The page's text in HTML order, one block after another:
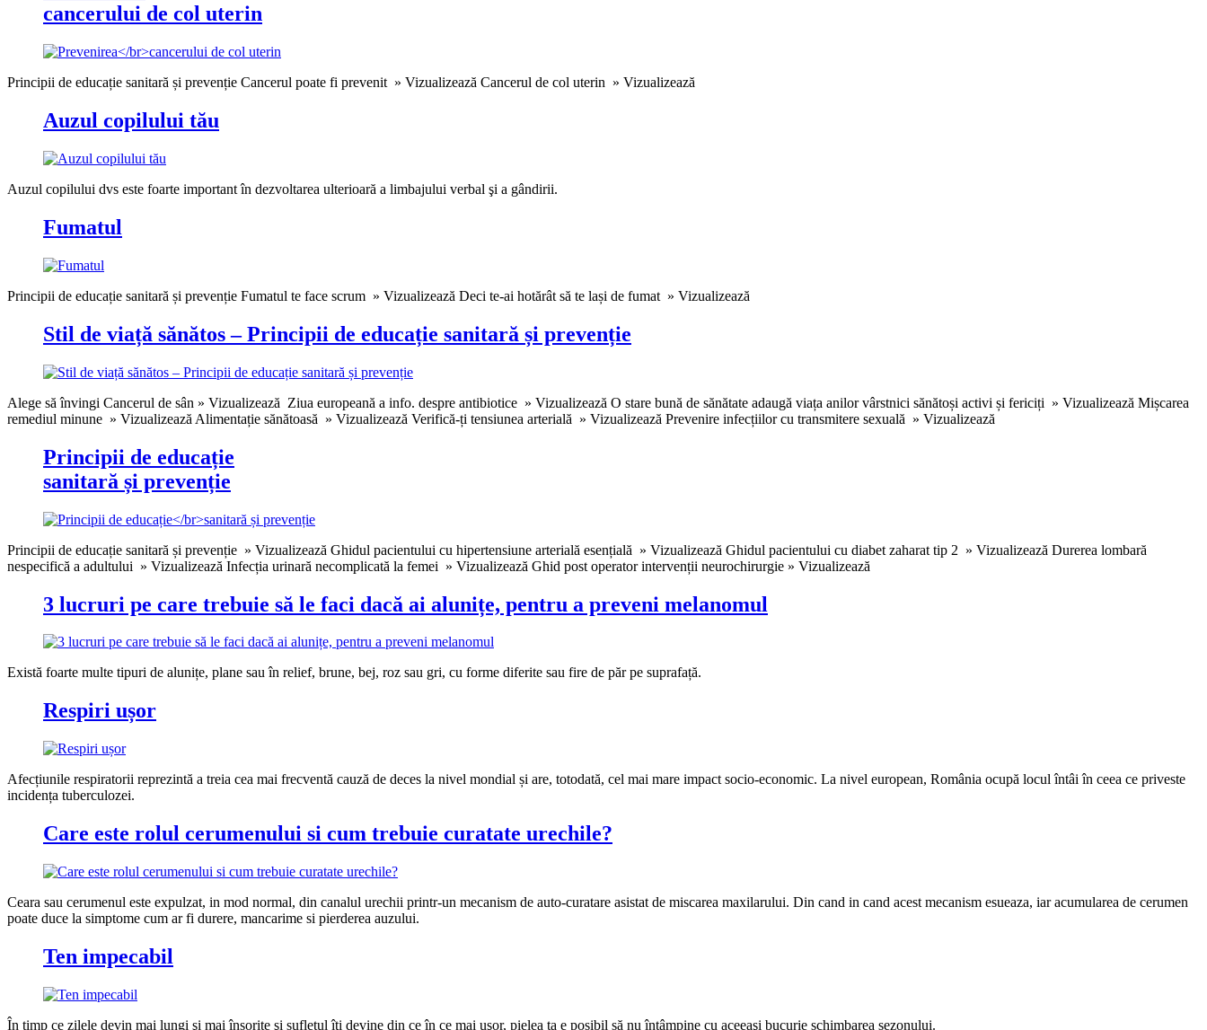
cancerului de col uterin
Principii de educație sanitară și prevenție Cancerul poate fi prevenit » Vizualizează Cancerul de col uterin » Vizualizează
Auzul copilului tău
Auzul copilului dvs este foarte important în dezvoltarea ulterioară a limbajului verbal şi a gândirii.
Fumatul
Principii de educație sanitară și prevenție Fumatul te face scrum » Vizualizează Deci te-ai hotărât să te lași de fumat » Vizualizează
Stil de viață sănătos – Principii de educație sanitară și prevenție
Alege să învingi Cancerul de sân » Vizualizează Ziua europeană a info. despre antibiotice » Vizualizează O stare bună de sănătate adaugă viața anilor vârstnici sănătoși activi și fericiți » Vizualizează Mișcarea
remediul minune » Vizualizează Alimentație sănătoasă » Vizualizează Verifică-ți tensiunea arterială » Vizualizează Prevenire infecțiilor cu transmitere sexuală » Vizualizează
Principii de educație
sanitară și prevenție
Principii de educație sanitară și prevenție » Vizualizează Ghidul pacientului cu hipertensiune arterială esențială » Vizualizează Ghidul pacientului cu diabet zaharat tip 2 » Vizualizează Durerea lombară
nespecifică a adultului » Vizualizează Infecția urinară necomplicată la femei » Vizualizează Ghid post operator intervenții neurochirurgie » Vizualizează
3 lucruri pe care trebuie să le faci dacă ai alunițe, pentru a preveni melanomul
Există foarte multe tipuri de alunițe, plane sau în relief, brune, bej, roz sau gri, cu forme diferite sau fire de păr pe suprafață.
Respiri ușor
Afecțiunile respiratorii reprezintă a treia cea mai frecventă cauză de deces la nivel mondial și are, totodată, cel mai mare impact socio-economic. La nivel european, România ocupă locul întâi în ceea ce priveste
incidența tuberculozei.
Care este rolul cerumenului si cum trebuie curatate urechile?
Ceara sau cerumenul este expulzat, in mod normal, din canalul urechii printr-un mecanism de auto-curatare asistat de miscarea maxilarului. Din cand in cand acest mecanism esueaza, iar acumularea de cerumen
poate duce la simptome cum ar fi durere, mancarime si pierderea auzului.
Ten impecabil
În timp ce zilele devin mai lungi şi mai însorite şi sufletul îţi devine din ce în ce mai uşor, pielea ta e posibil să nu întâmpine cu aceeaşi bucurie schimbarea sezonului.